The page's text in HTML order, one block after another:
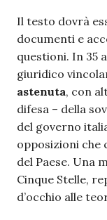
Il testo dovrà
documenti e
questioni. In 35
giuridico
astenuta, con
difesa – della
del governo
opposizioni che
del Paese. Una
Cinque Stelle,
d’occhio alle